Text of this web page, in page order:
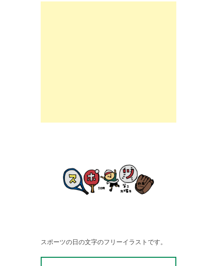
スポーツの日の文字のフリーイラストです。